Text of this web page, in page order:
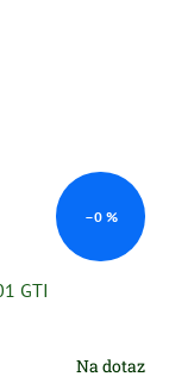
–0 %
GTI
Na dotaz